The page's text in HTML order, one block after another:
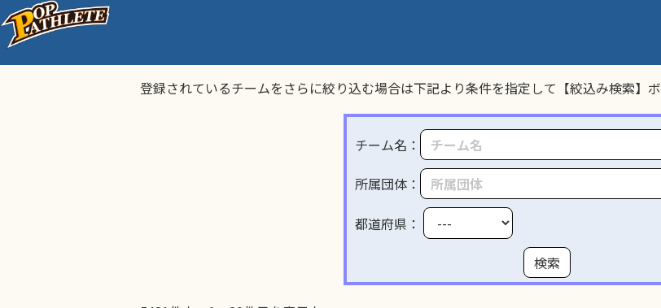
登録されているチームをさらに絞り込む場合は下記より条件を指定して【絞込み検索】
チーム名：
所属団体：
都道府県：